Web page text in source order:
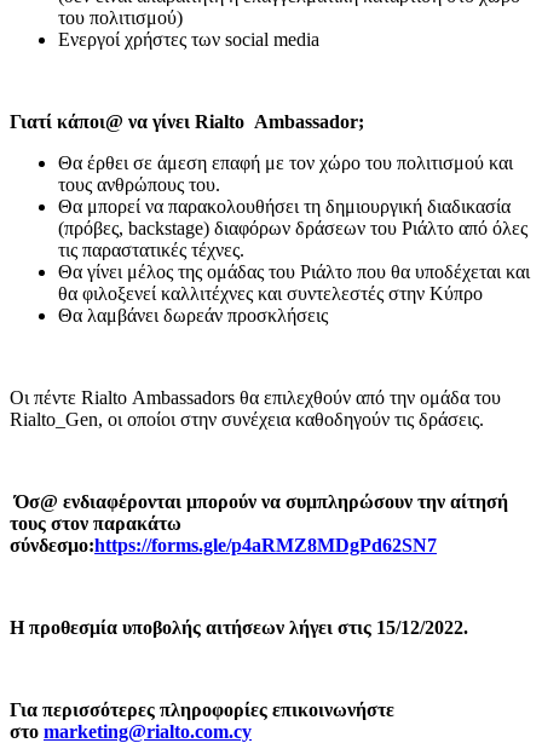
του πολιτισμού)
Ενεργοί χρήστες των social media
Γιατί κάποι@ να γίνει Rialto Ambassador;
Θα έρθει σε άμεση επαφή με τον χώρο του πολιτισμού και
τους ανθρώπους του.
Θα μπορεί να παρακολουθήσει τη δημιουργική διαδικασία
(πρόβες, backstage) διαφόρων δράσεων του Ριάλτο από όλες
τις παραστατικές τέχνες.
Θα γίνει μέλος της ομάδας του Ριάλτο που θα υποδέχεται και
θα φιλοξενεί καλλιτέχνες και συντελεστές στην Κύπρο
Θα λαμβάνει δωρεάν προσκλήσεις
Οι πέντε Rialto Ambassadors θα επιλεχθούν από την ομάδα του
Rialto_Gen, οι οποίοι στην συνέχεια καθοδηγούν τις δράσεις.
Όσ@ ενδιαφέρονται μπορούν να συμπληρώσουν την αίτησή
τους στον παρακάτω
σύνδεσμο:https://forms.gle/p4aRMZ8MDgPd62SN7
Η προθεσμία υποβολής αιτήσεων λήγει στις 15/12/2022.
Για περισσότερες πληροφορίες επικοινωνήστε
στο marketing@rialto.com.cy